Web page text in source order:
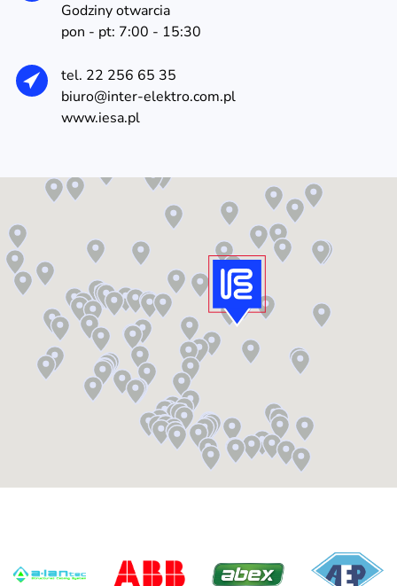
Godziny otwarcia
pon - pt: 7:00 - 15:30
tel. 22 256 65 35
biuro@inter-elektro.com.pl
www.iesa.pl